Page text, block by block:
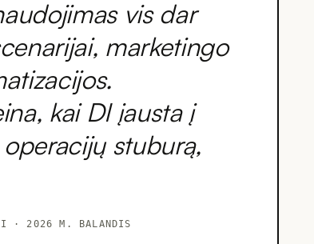
vis dar
marketingo
kai DI įausta į
stuburą,
AI · 2026 M. BALANDIS